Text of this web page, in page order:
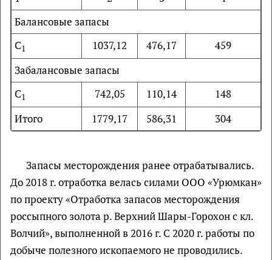
Балансовые запасы
С1 1037,12 476,17
459
Забалансовые запасы
С1 742,05 110,14
148
Итого
1779,17 586,31 304
Запасы месторождения ранее отрабатывались.
До 2018 г. отработка велась силами ООО «Урюмкан»
по проекту «Отработка запасов месторождения
россыпного золота р. Верхний Шары-Горохон с кл.
Волчий», выполненной в 2016 г. С 2020 г. работы по
добыче полезного ископаемого не проводились.